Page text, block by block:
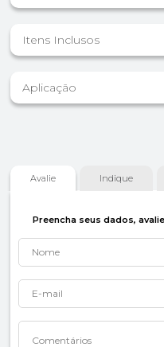
Itens Inclusos
Aplicação
Avalie Indique
Preencha seus dados,